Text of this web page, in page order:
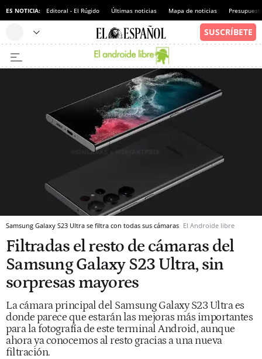
ES NOTICIA: Editoral - El Rúgido Últimas noticias Mapa de noticias
Samsung Galaxy S23 Ultra se filtra con todas sus cámaras El Androide libre
Filtradas el resto de cámaras del
Samsung Galaxy S23 Ultra, sin
sorpresas mayores
La cámara principal del Samsung Galaxy S23 Ultra es
donde parece que estarán las mejoras más importantes
para la fotografía de este terminal Android, aunque
ahora ya conocemos al resto gracias a una nueva
filtración.